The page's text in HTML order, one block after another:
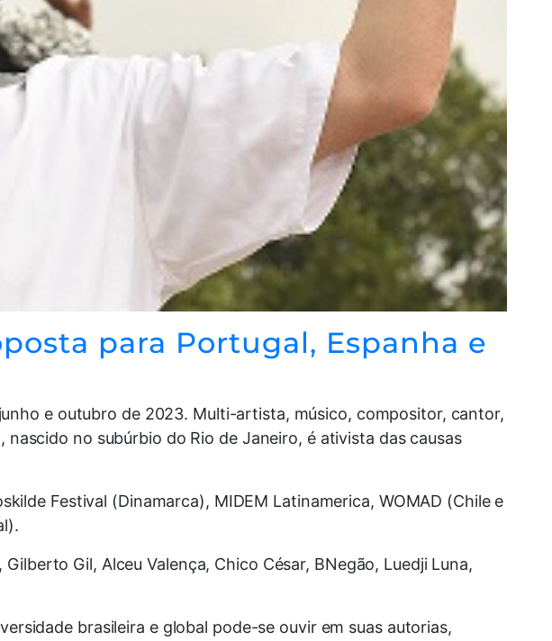
para Portugal, Espanha e
e outubro de 2023. Multi-artista, músico, compositor, cantor,
no subúrbio do Rio de Janeiro, é ativista das causas
Festival (Dinamarca), MIDEM Latinamerica, WOMAD (Chile e
Gil, Alceu Valença, Chico César, BNegão, Luedji Luna,
brasileira e global pode-se ouvir em suas autorias,